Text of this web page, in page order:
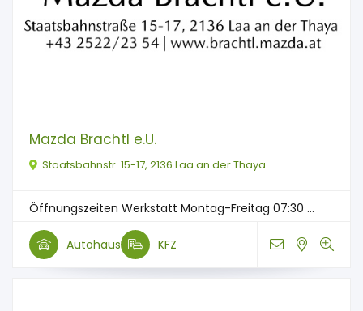
Mazda Brachtl e.U.
Staatsbahnstr. 15-17, 2136 Laa an der Thaya
Öffnungszeiten Werkstatt Montag-Freitag 07:30 ...
Autohaus KFZ